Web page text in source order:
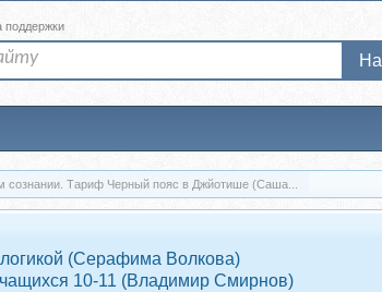
поддержки
сознании. Тариф Черный пояс в Джйотише (Саша...
(Серафима Волкова)
10-11 (Владимир Смирнов)